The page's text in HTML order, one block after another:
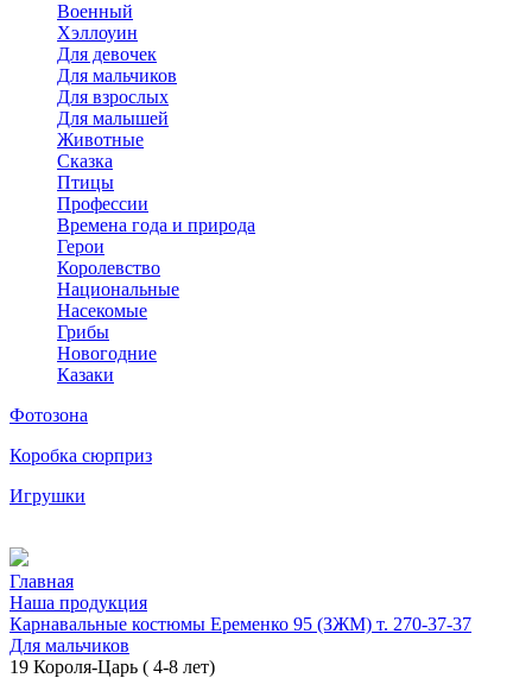
Военный
Хэллоуин
Для девочек
Для мальчиков
Для взрослых
Для малышей
Животные
Сказка
Птицы
Профессии
Времена года и природа
Герои
Королевство
Национальные
Насекомые
Грибы
Новогодние
Казаки
Фотозона
Коробка сюрприз
Игрушки
Главная
Наша продукция
Карнавальные костюмы Еременко 95 (ЗЖМ) т. 270-37-37
Для мальчиков
19 Короля-Царь ( 4-8 лет)